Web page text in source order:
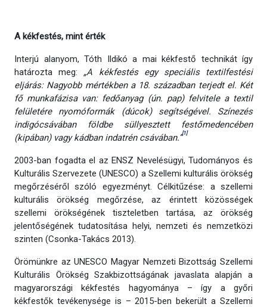
A kékfestés, mint érték
Interjú alanyom, Tóth Ildikó a mai kékfestő technikát így
határozta meg: „A kékfestés egy speciális textilfestési
eljárás: Nagyobb mértékben a 18. században terjedt el. Két
fő munkafázisa van: fedőanyag (ún. pap) felvitele a textil
felületére nyomóformák (dúcok) segítségével. Színezés
indigócsávában földbe süllyesztett festőmedencében
(kipában) vagy kádban indatrén csávában.”[1]
2003-ban fogadta el az ENSZ Nevelésügyi, Tudományos és
Kulturális Szervezete (UNESCO) a Szellemi kulturális örökség
megőrzéséről szóló egyezményt. Célkitűzése: a szellemi
kulturális örökség megőrzése, az érintett közösségek
szellemi örökségének tiszteletben tartása, az örökség
jelentőségének tudatosítása helyi, nemzeti és nemzetközi
szinten (Csonka-Takács 2013).
Örömünkre az UNESCO Magyar Nemzeti Bizottság Szellemi
Kulturális Örökség Szakbizottságának javaslata alapján a
magyarországi kékfestés hagyománya – így a győri
kékfestők tevékenysége is – 2015-ben bekerült a Szellemi